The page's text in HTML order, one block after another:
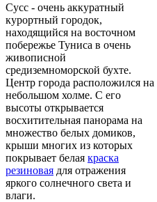
Сусс - очень аккуратный
курортный городок,
находящийся на восточном
побережье Туниса в очень
живописной
средиземноморской бухте.
Центр города расположился на
небольшом холме. С его
высоты открывается
восхитительная панорама на
множество белых домиков,
крыши многих из которых
покрывает белая краска
резиновая для отражения
яркого солнечного света и
влаги.